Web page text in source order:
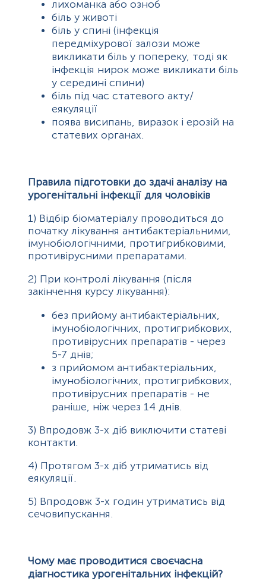
лихоманка або озноб
біль у животі
біль у спині (інфекція
передміхурової залози може
викликати біль у попереку, тоді як
інфекція нирок може викликати біль
у середині спини)
біль під час статевого акту/
еякуляції
поява висипань, виразок і ерозій на
статевих органах.
Правила підготовки до здачі аналізу на
урогенітальні інфекції для чоловіків
1) Відбір біоматеріалу проводиться до
початку лікування антибактеріальними,
імунобіологічними, протигрибковими,
противірусними препаратами.
2) При контролі лікування (після
закінчення курсу лікування):
без прийому антибактеріальних,
імунобіологічних, протигрибкових,
противірусних препаратів - через
5-7 днів;
з прийомом антибактеріальних,
імунобіологічних, протигрибкових,
противірусних препаратів - не
раніше, ніж через 14 днів.
3) Впродовж 3-х діб виключити статеві
контакти.
4) Протягом 3-х діб утриматись від
еякуляції.
5) Впродовж 3-х годин утриматись від
сечовипускання.
Чому має проводитися своєчасна
діагностика урогенітальних інфекцій?